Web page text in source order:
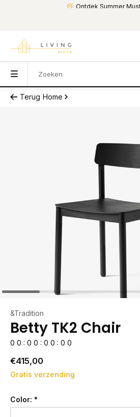
Ontdek Summer
Terug Home
&Tradition
Betty TK2 Chair
0 0 : 0 0 : 0 0 : 0 0
€415,00
Gratis verzending
Color: *